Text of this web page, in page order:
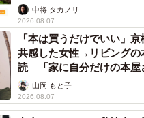
中将 タカノリ
2026.08.07
「本は買うだけでいい」
共感した女性→リビングの
読 「家に自分だけの本屋
山岡 もと子
2026.08.07